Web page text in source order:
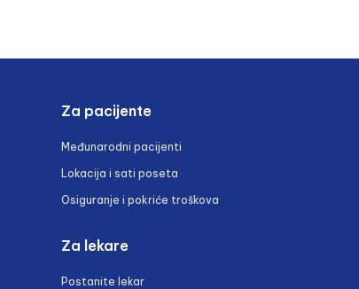
Za pacijente
Međunarodni pacijenti
Lokacija i sati poseta
Osiguranje i pokriće troškova
Za lekare
Postanite lekar